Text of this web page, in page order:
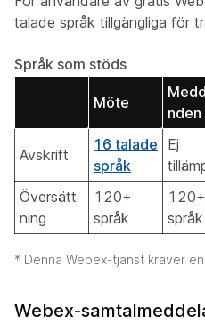
talade språk tillgängliga för
Språk som stöds
Möte
nden
Avskrift
16 talade
språk
Ej
Översätt
ning
120+
språk
120+
språk
* Denna Webex-tjänst kräver
Webex-